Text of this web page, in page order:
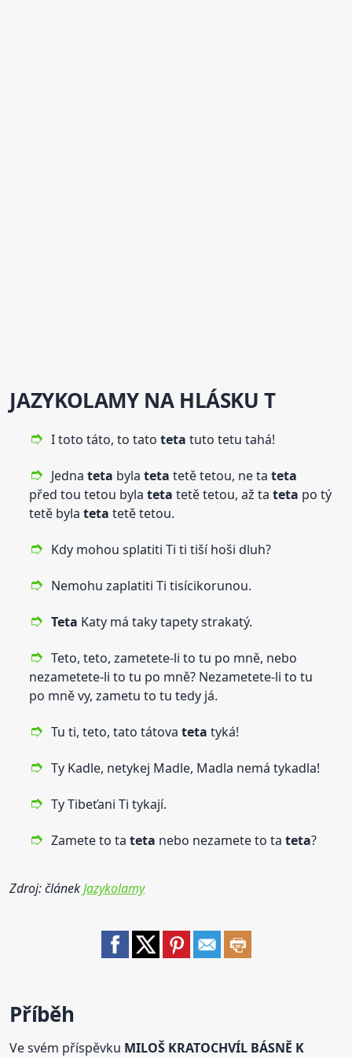
JAZYKOLAMY NA HLÁSKU T
I toto táto, to tatoteta tuto tetu tahá!
Jednateta bylateta tetě tetou, ne tateta
před tou tetou bylateta tetě tetou, až tateta po tý
tetě bylateta tetě tetou.
Kdy mohou splatiti Ti ti tiší hoši dluh?
Nemohu zaplatiti Ti tisícikorunou.
Teta Katy má taky tapety strakatý.
Teto, teto, zametete-li to tu po mně, nebo
nezametete-li to tu po mně? Nezametete-li to tu
po mně vy, zametu to tu tedy já.
Tu ti, teto, tato tátovateta tyká!
Ty Kadle, netykej Madle, Madla nemá tykadla!
Ty Tibeťani Ti tykají.
Zamete to tateta nebo nezamete to tateta?
Zdroj: článekJazykolamy
Příběh
Ve svém příspěvku MILOŠ KRATOCHVÍL BÁSNĚ K